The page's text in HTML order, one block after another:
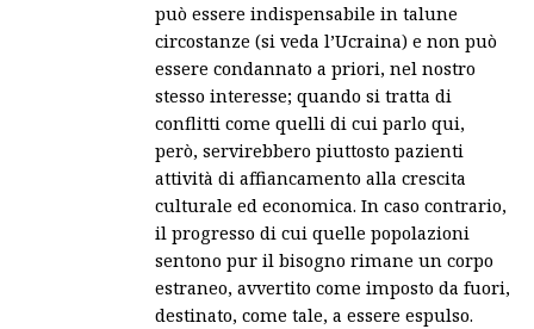
può essere indispensabile in talune
circostanze (si veda l’Ucraina) e non può
essere condannato a priori, nel nostro
stesso interesse; quando si tratta di
conflitti come quelli di cui parlo qui,
però, servirebbero piuttosto pazienti
attività di affiancamento alla crescita
culturale ed economica. In caso contrario,
il progresso di cui quelle popolazioni
sentono pur il bisogno rimane un corpo
estraneo, avvertito come imposto da fuori,
destinato, come tale, a essere espulso.